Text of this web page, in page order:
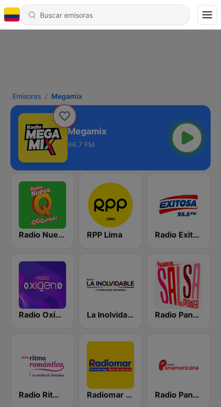
Emisoras Megamix
Megamix
96.7 FM
Radio Nueva Q RPP Lima Radio Exitosa
Radio Oxígeno La Inolvidable Radio Panamericana - Salsa Power
Radio Ritmo Romántica Radiomar 106.3 FM Radio Panamericana